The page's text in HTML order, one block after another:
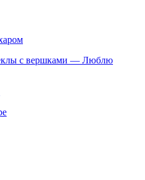
с вершками — Люблю